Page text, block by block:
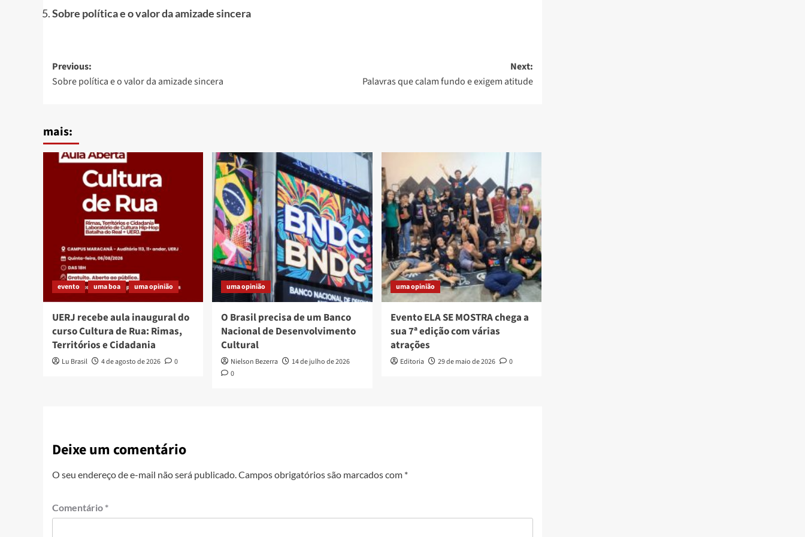
Sobre política e o valor da amizade sincera
Post
navigation
Previous:
Sobre política e o valor da amizade sincera
Next:
Palavras que calam fundo e exigem atitude
mais:
evento uma boa uma opinião
UERJ recebe aula inaugural do
curso Cultura de Rua: Rimas,
Territórios e Cidadania
Lu Brasil 4 de agosto de 2026 0
uma opinião
O Brasil precisa de um Banco
Nacional de Desenvolvimento
Cultural
Nielson Bezerra
14 de julho de 2026
0
uma opinião
Evento ELA SE MOSTRA chega a
sua 7ª edição com várias
atrações
Editoria 29 de maio de 2026 0
Deixe um comentário
O seu endereço de e-mail não será publicado.Campos obrigatórios são marcados com *
Comentário *